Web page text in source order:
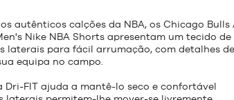
autênticos calções da NBA, os Chicago
Nike NBA Shorts apresentam um tecido
laterais para fácil arrumação, com detalhes
equipa no campo.
Dri-FIT ajuda a mantê-lo seco e confortável